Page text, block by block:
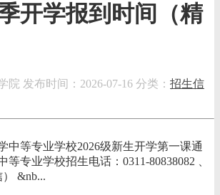
开学报到时间（精
院 发布时间：2026-07-16 分类： 招生信
中等专业学校2026级新生开学第一课通
专业学校招生电话：0311-80838082 、
） &nb...